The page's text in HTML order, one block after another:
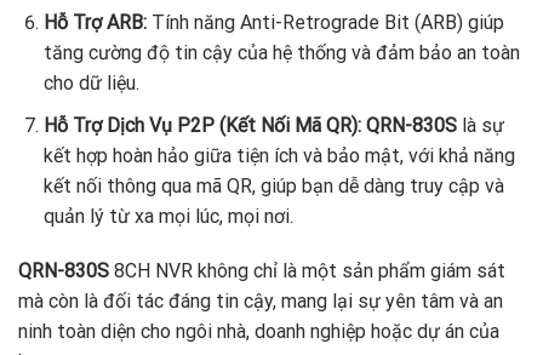
Hỗ Trợ ARB:Tính năng Anti-Retrograde Bit (ARB) giúp
tăng cường độ tin cậy của hệ thống và đảm bảo an toàn
cho dữ liệu.
Hỗ Trợ Dịch Vụ P2P (Kết Nối Mã QR): QRN-830Slà sự
kết hợp hoàn hảo giữa tiện ích và bảo mật, với khả năng
kết nối thông qua mã QR, giúp bạn dễ dàng truy cập và
quản lý từ xa mọi lúc, mọi nơi.
QRN-830S 8CH NVR không chỉ là một sản phẩm giám sát
mà còn là đối tác đáng tin cậy, mang lại sự yên tâm và an
ninh toàn diện cho ngôi nhà, doanh nghiệp hoặc dự án của